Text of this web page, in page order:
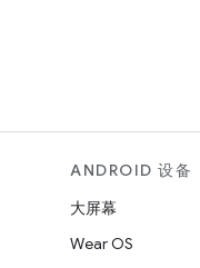
ANDROID 设备
大屏幕
Wear OS